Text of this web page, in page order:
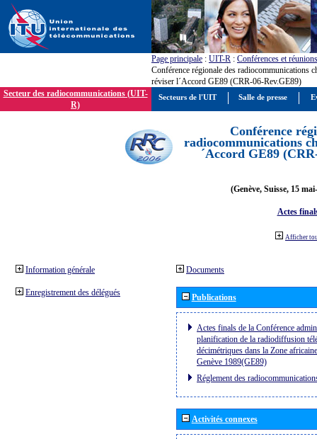
Page principale : UIT-R : Conférences et réunions
Conférence régionale des radiocommunications
réviser l´Accord GE89 (CRR-06-Rev.GE89)
Secteur des radiocommunications (UIT-
R)
Conférence
radiocommunications
´Accord GE89
(Genève, Suisse, 15
Actes
Afficher
Information générale
Enregistrement des délégués
Documents
Publications
Actes finals de la Conférence
planification de la radiodiffusion
décimétriques dans la Zone
Genève 1989(GE89)
Réglement des
Activités connexes
Secteurs de l'UIT Salle de presse